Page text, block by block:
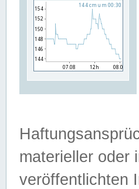
materieller oder
veröffentlichten